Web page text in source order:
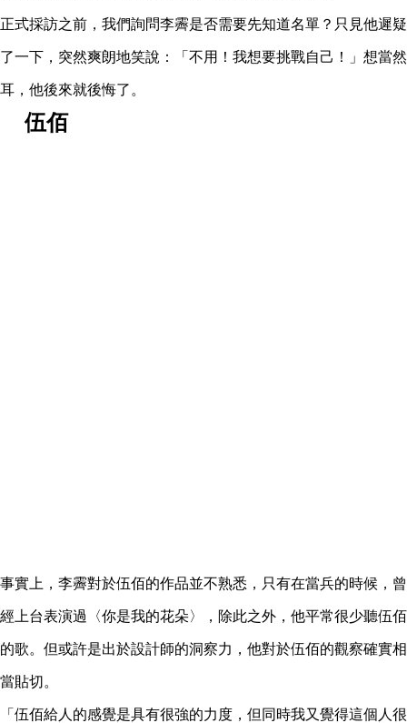
正式採訪之前，我們詢問李霽是否需要先知道名單？只見他遲疑
了一下，突然爽朗地笑說：「不用！我想要挑戰自己！」想當然
耳，他後來就後悔了。
伍佰
事實上，李霽對於伍佰的作品並不熟悉，只有在當兵的時候，曾
經上台表演過〈你是我的花朵〉，除此之外，他平常很少聽伍佰
的歌。但或許是出於設計師的洞察力，他對於伍佰的觀察確實相
當貼切。
「伍佰給人的感覺是具有很強的力度，但同時我又覺得這個人很